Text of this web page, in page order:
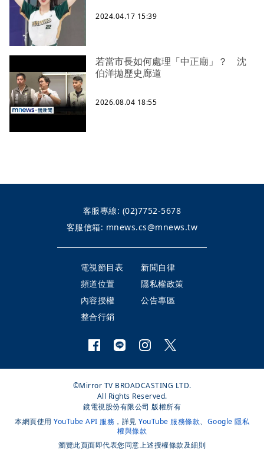
2024.04.17 15:39
若當市長如何處理「中正廟」？ 沈
伯洋拋歷史廊道
2026.08.04 18:55
客服專線: (02)7752-5678
客服信箱: mnews.cs@mnews.tw
電視節目表
新聞自律
頻道位置
隱私權政策
內容授權
公告專區
整合行銷
©Mirror TV BROADCASTING LTD.
All Rights Reserved.
鏡電視股份有限公司 版權所有
本網頁使用 YouTube API 服務 ，詳見 YouTube 服務條款、 Google 隱私
權與條款
瀏覽此頁面即代表您同意上述授權條款及細則